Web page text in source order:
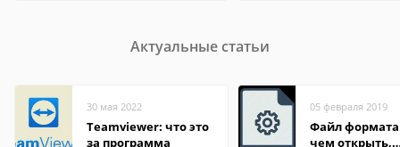
Актуальные статьи
30 мая 2022
Teamviewer: что это
за программа
05 февраля 2019
Файл формата
чем открыть,